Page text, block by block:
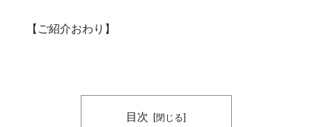
【ご紹介おわり】
目次